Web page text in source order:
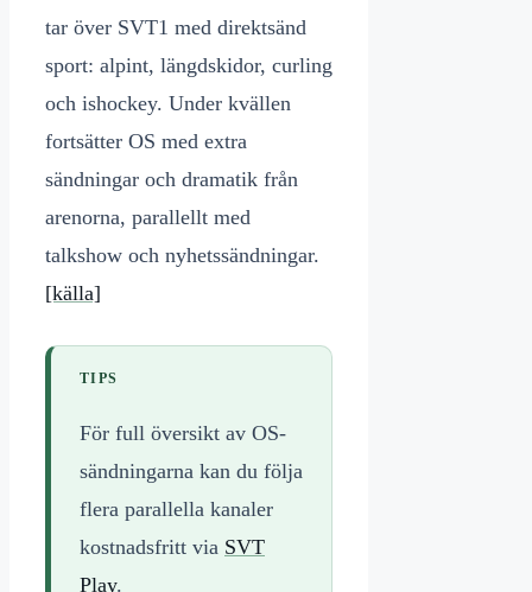
tar över SVT1 med direktsänd
sport: alpint, längdskidor, curling
och ishockey. Under kvällen
fortsätter OS med extra
sändningar och dramatik från
arenorna, parallellt med
talkshow och nyhetssändningar.
[källa]
TIPS
För full översikt av OS-
sändningarna kan du följa
flera parallella kanaler
kostnadsfritt via SVT
Play.